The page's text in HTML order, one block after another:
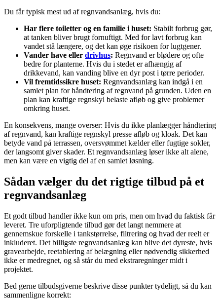
Du får typisk mest ud af regnvandsanlæg, hvis du:
Har flere toiletter og en familie i huset: Stabilt forbrug gør,
at tanken bliver brugt fornuftigt. Med for lavt forbrug kan
vandet stå længere, og det kan øge risikoen for lugtgener.
Vander have eller drivhus: Regnvand er blødere og ofte
bedre for planterne. Hvis du i stedet er afhængig af
drikkevand, kan vanding blive en dyr post i tørre perioder.
Vil fremtidssikre huset: Regnvandsanlæg kan indgå i en
samlet plan for håndtering af regnvand på grunden. Uden en
plan kan kraftige regnskyl belaste afløb og give problemer
omkring huset.
En konsekvens, mange overser: Hvis du ikke planlægger håndtering
af regnvand, kan kraftige regnskyl presse afløb og kloak. Det kan
betyde vand på terrassen, oversvømmet kælder eller fugtige sokler,
der langsomt giver skader. Et regnvandsanlæg løser ikke alt alene,
men kan være en vigtig del af en samlet løsning.
Sådan vælger du det rigtige tilbud på et
regnvandsanlæg
Et godt tilbud handler ikke kun om pris, men om hvad du faktisk får
leveret. Tre uforpligtende tilbud gør det langt nemmere at
gennemskue forskelle i tankstørrelse, filtrering og hvad der reelt er
inkluderet. Det billigste regnvandsanlæg kan blive det dyreste, hvis
gravearbejde, reetablering af belægning eller nødvendig sikkerhed
ikke er medregnet, og så står du med ekstraregninger midt i
projektet.
Bed gerne tilbudsgiverne beskrive disse punkter tydeligt, så du kan
sammenligne korrekt: